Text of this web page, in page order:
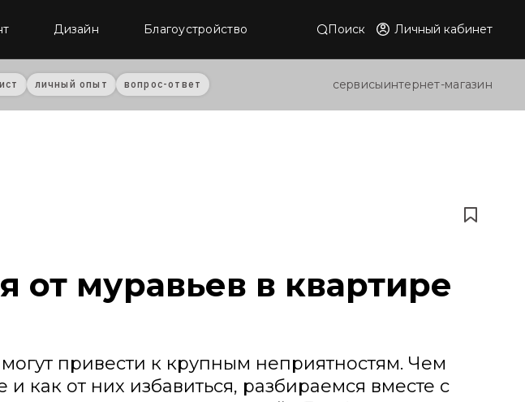
Дизайн Благоустройство Поиск Личный кабинет
личный опыт вопрос-ответ сервисыинтернет-магазин
от муравьев в квартире
привести к крупным неприятностям. Чем
как от них избавиться, разбираемся вместе c